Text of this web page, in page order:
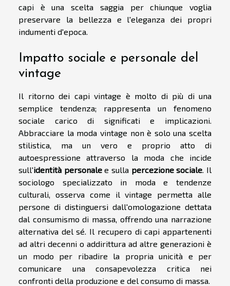
capi è una scelta saggia per chiunque voglia
preservare la bellezza e l'eleganza dei propri
indumenti d'epoca.
Impatto sociale e personale del
vintage
Il ritorno dei capi vintage è molto di più di una
semplice tendenza; rappresenta un fenomeno
sociale carico di significati e implicazioni.
Abbracciare la moda vintage non è solo una scelta
stilistica, ma un vero e proprio atto di
autoespressione attraverso la moda che incide
sull'identità personalee sulla percezione sociale. Il
sociologo specializzato in moda e tendenze
culturali, osserva come il vintage permetta alle
persone di distinguersi dall'omologazione dettata
dal consumismo di massa, offrendo una narrazione
alternativa del sé. Il recupero di capi appartenenti
ad altri decenni o addirittura ad altre generazioni è
un modo per ribadire la propria unicità e per
comunicare una consapevolezza critica nei
confronti della produzione e del consumo di massa.